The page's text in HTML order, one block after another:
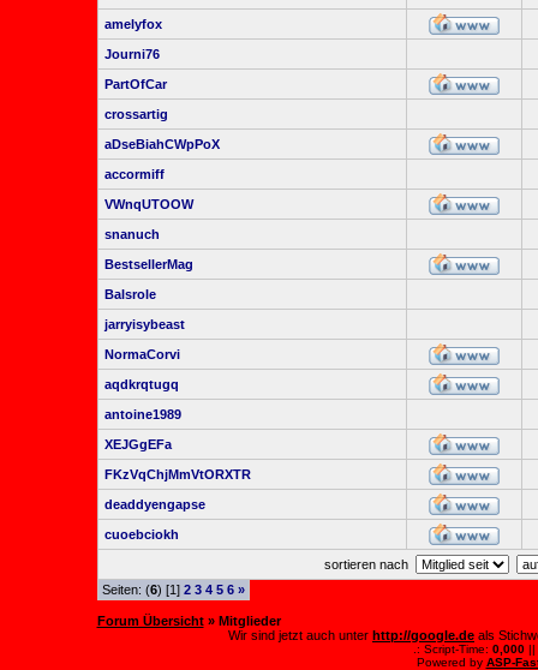
amelyfox
Journi76
PartOfCar
crossartig
aDseBiahCWpPoX
accormiff
VWnqUTOOW
snanuch
BestsellerMag
Balsrole
jarryisybeast
NormaCorvi
aqdkrqtugq
antoine1989
XEJGgEFa
FKzVqChjMmVtORXTR
deaddyengapse
cuoebciokh
sortieren nach
Seiten: (6) [1] 2 3 4 5 6 »
Forum Übersicht» Mitglieder
Wir sind jetzt auch unter http://google.de als
.: Script-Time: 0,000||
Powered by ASP-